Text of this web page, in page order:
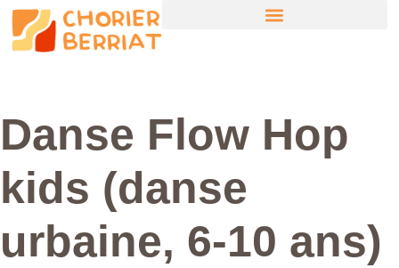
Danse Flow Hop
kids (danse
urbaine, 6-10 ans)